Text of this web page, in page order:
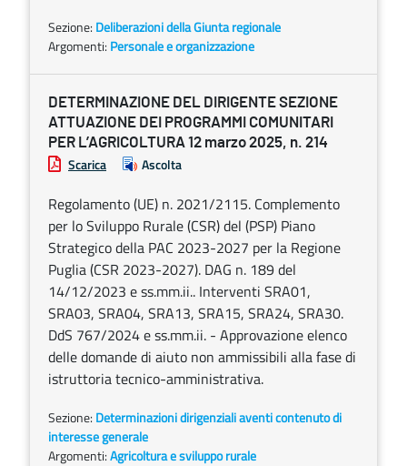
Sezione: Deliberazioni della Giunta regionale
Argomenti: Personale e organizzazione
DETERMINAZIONE DEL DIRIGENTE SEZIONE
ATTUAZIONE DEI PROGRAMMI COMUNITARI
PER L’AGRICOLTURA 12 marzo 2025, n. 214
Scarica Ascolta
Regolamento (UE) n. 2021/2115. Complemento
per lo Sviluppo Rurale (CSR) del (PSP) Piano
Strategico della PAC 2023-2027 per la Regione
Puglia (CSR 2023-2027). DAG n. 189 del
14/12/2023 e ss.mm.ii.. Interventi SRA01,
SRA03, SRA04, SRA13, SRA15, SRA24, SRA30.
DdS 767/2024 e ss.mm.ii. - Approvazione elenco
delle domande di aiuto non ammissibili alla fase di
istruttoria tecnico-amministrativa.
Sezione: Determinazioni dirigenziali aventi contenuto di
interesse generale
Argomenti:Agricoltura e sviluppo rurale